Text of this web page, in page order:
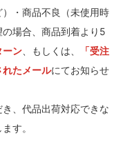
・商品不良（未使用時
場合、商品到着より5
ーン 、もしくは、
「受注
たメールにてお知らせ
、代品出荷対応できな
す。